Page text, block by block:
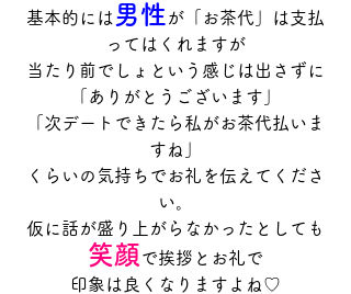
基本的には 男性 が「お茶代」は支払
ってはくれますが
当たり前でしょという感じは出さずに
「ありがとうございます」
「次デートできたら私がお茶代払いま
すね」
くらいの気持ちでお礼を伝えてくださ
い。
仮に話が盛り上がらなかったとしても
笑顔で挨拶とお礼で
印象は良くなりますよね♡